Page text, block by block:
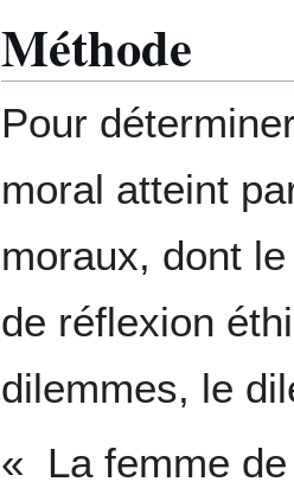
Méthode
Pour
moral atteint
moraux, dont
de réflexion
dilemmes, le
« La femme